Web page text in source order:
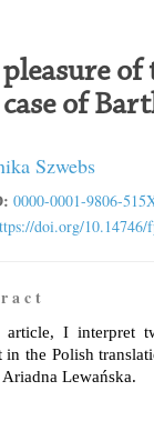
pleasure
of
Szwebs
0000-0001-9806-
doi.org/10.14746/
a c t
I interpret
in the Polish
Lewańska.